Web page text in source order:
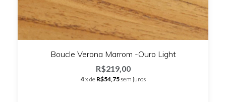
Boucle Verona Marrom -Ouro Light
R$219,00
4x de R$54,75sem juros